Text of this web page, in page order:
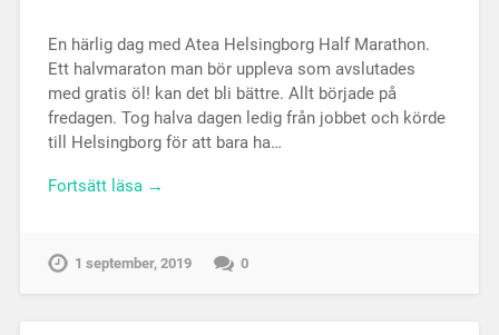
En härlig dag med Atea Helsingborg Half Marathon.
Ett halvmaraton man bör uppleva som avslutades
med gratis öl! kan det bli bättre. Allt började på
fredagen. Tog halva dagen ledig från jobbet och körde
till Helsingborg för att bara ha…
Fortsätt läsa →
1 september, 2019 0